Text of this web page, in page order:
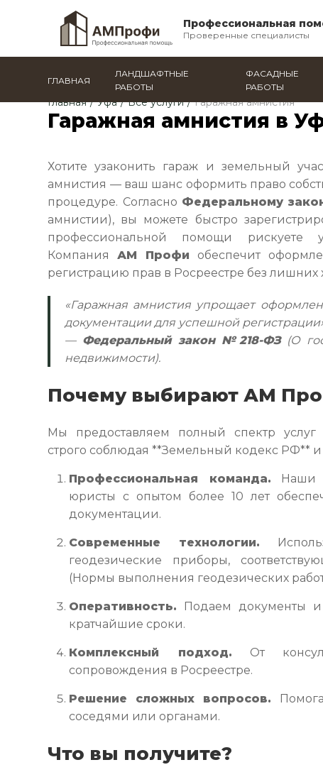
Профессиональная
Проверенные специалисты
ГЛАВНАЯ
ЛАНДШАФТНЫЕ
РАБОТЫ
ФАСАДНЫЕ
РАБОТЫ
Главная / Уфа / Все услуги / Гаражная амнистия
Гаражная амнистия в
Хотите узаконить гараж и земельный
амнистия — ваш шанс оформить право
процедуре. Согласно Федеральному
амнистии), вы можете быстро
профессиональной помощи рискуете
КомпанияАМ Профи обеспечит
регистрацию прав в Росреестре без лишних
«Гаражная амнистия упрощает
документации для успешной
— Федеральный закон №218-ФЗ(О
недвижимости).
Почему выбирают АМ
Мы предоставляем полный спектр
строго соблюдая **Земельный кодекс РФ** и
Профессиональная команда. Наши
юристы с опытом более 10 лет
документации.
Современные технологии.
геодезические приборы,
(Нормы выполнения геодезических
Оперативность. Подаем документы
кратчайшие сроки.
Комплексный подход. От
сопровождения в Росреестре.
Решение сложных вопросов.
соседями или органами.
Что вы получите?